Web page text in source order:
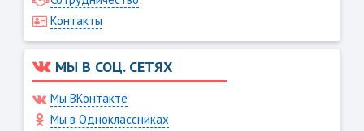
Контакты
МЫ В СОЦ. СЕТЯХ
Мы ВКонтакте
Мы в Одноклассниках